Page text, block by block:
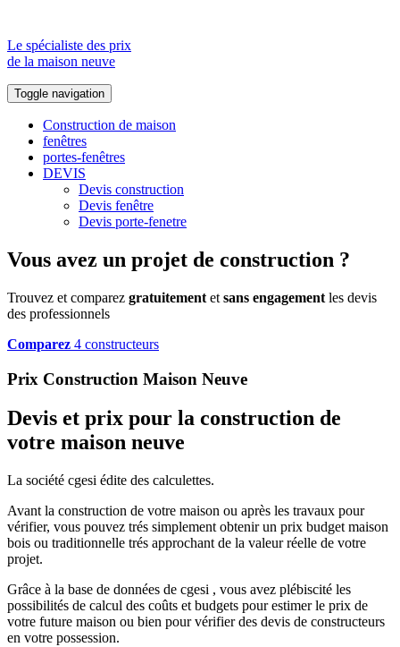
Le spécialiste des prix
de la maison neuve
Toggle navigation
Construction de maison
fenêtres
portes-fenêtres
DEVIS
Devis construction
Devis fenêtre
Devis porte-fenetre
Vous avez un projet de construction ?
Trouvez et comparez gratuitement et sans engagement les devis
des professionnels
Comparez 4 constructeurs
Prix Construction Maison Neuve
Devis et prix pour la construction de
votre maison neuve
La société cgesi édite des calculettes.
Avant la construction de votre maison ou après les travaux pour
vérifier, vous pouvez trés simplement obtenir un prix budget maison
bois ou traditionnelle trés approchant de la valeur réelle de votre
projet.
Grâce à la base de données de cgesi , vous avez plébiscité les
possibilités de calcul des coûts et budgets pour estimer le prix de
votre future maison ou bien pour vérifier des devis de constructeurs
en votre possession.